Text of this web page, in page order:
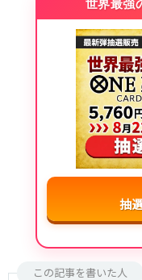
世界最強
抽
この記事を書いた人